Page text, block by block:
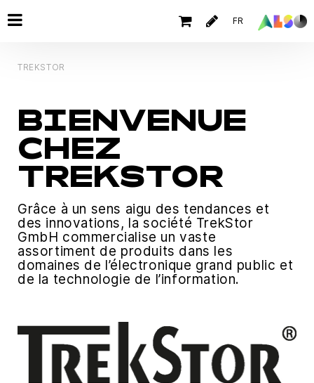
FR
TREKSTOR
BIENVENUE
CHEZ
TREKSTOR
Grâce à un sens aigu des tendances et
des innovations, la société TrekStor
GmbH commercialise un vaste
assortiment de produits dans les
domaines de l’électronique grand public et
de la technologie de l’information.